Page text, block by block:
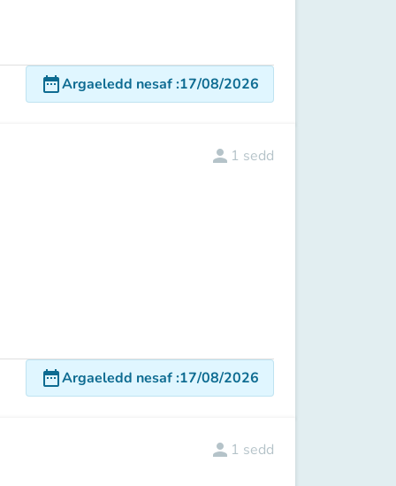
date_rangeArgaeledd nesaf:17/08/2026
person 1 sedd
date_rangeArgaeledd nesaf:17/08/2026
person 1 sedd